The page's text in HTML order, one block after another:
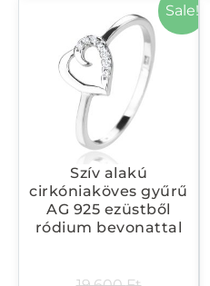
Sale!
Szív alakú
cirkóniaköves gyűrű
AG 925 ezüstből
ródium bevonattal